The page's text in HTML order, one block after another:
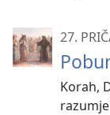
27.
Korah,